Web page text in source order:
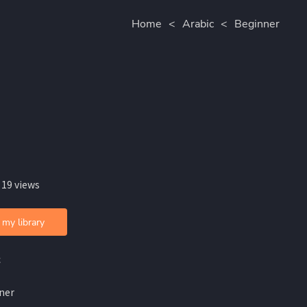
Home < Arabic < Beginner
views
library